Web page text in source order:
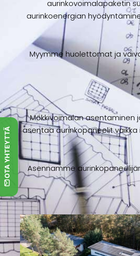
aurinkovoimalapaketin
aurinkoenergian
Myymme huolettomat ja
Mökkivoimalan asentaminen
asentaa aurinkopaneelit
Asennamme
OTA YHTEYTTÄ